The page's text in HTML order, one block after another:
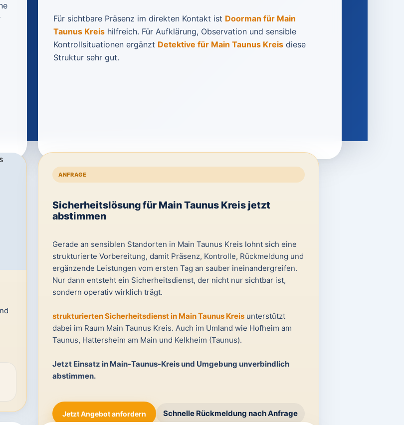
Für sichtbare Präsenz im direkten Kontakt ist Doorman für Main
Taunus Kreis hilfreich. Für Aufklärung, Observation und sensible
Kontrollsituationen ergänzt Detektive für Main Taunus Kreis diese
Struktur sehr gut.
ANFRAGE
Sicherheitslösung für Main Taunus Kreis jetzt
abstimmen
Gerade an sensiblen Standorten in Main Taunus Kreis lohnt sich eine
strukturierte Vorbereitung, damit Präsenz, Kontrolle, Rückmeldung und
ergänzende Leistungen vom ersten Tag an sauber ineinandergreifen.
Nur dann entsteht ein Sicherheitsdienst, der nicht nur sichtbar ist,
sondern operativ wirklich trägt.
strukturierten Sicherheitsdienst in Main Taunus Kreis unterstützt
dabei im Raum Main Taunus Kreis. Auch im Umland wie Hofheim am
Taunus, Hattersheim am Main und Kelkheim (Taunus).
Jetzt Einsatz in Main-Taunus-Kreis und Umgebung unverbindlich
abstimmen.
Jetzt Angebot anfordern Schnelle Rückmeldung nach Anfrage